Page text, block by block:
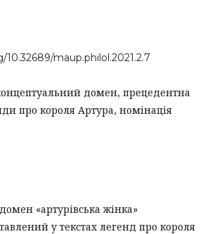
maup.philol.2021.2.7
домен, прецедентна
про короля Артура, номінація
«артурівська жінка»
у текстах легенд про короля